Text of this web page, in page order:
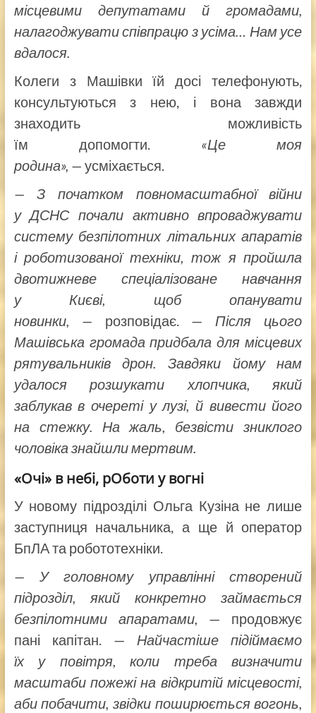
місцевими депутатами й громадами,
налагоджувати співпрацю з усіма… Нам усе
вдалося.
Колеги з Машівки їй досі телефонують,
консультуються з нею, і вона завжди
знаходить можливість
їм допомогти. «Це моя
родина», — усміхається.
— З початком повномасштабної війни
у ДСНС почали активно впроваджувати
систему безпілотних літальних апаратів
і роботизованої техніки, тож я пройшла
двотижневе спеціалізоване навчання
у Києві, щоб опанувати
новинки, — розповідає. — Після цього
Машівська громада придбала для місцевих
рятувальників дрон. Завдяки йому нам
удалося розшукати хлопчика, який
заблукав в очереті у лузі, й вивести його
на стежку. На жаль, безвісти зниклого
чоловіка знайшли мертвим.
«Очі» в небі, рОботи у вогні
У новому підрозділі Ольга Кузіна не лише
заступниця начальника, а ще й оператор
БпЛА та робототехніки.
— У головному управлінні створений
підрозділ, який конкретно займається
безпілотними апаратами, — продовжує
пані капітан. — Найчастіше підіймаємо
їх у повітря, коли треба визначити
масштаби пожежі на відкритій місцевості,
аби побачити, звідки поширюється вогонь,